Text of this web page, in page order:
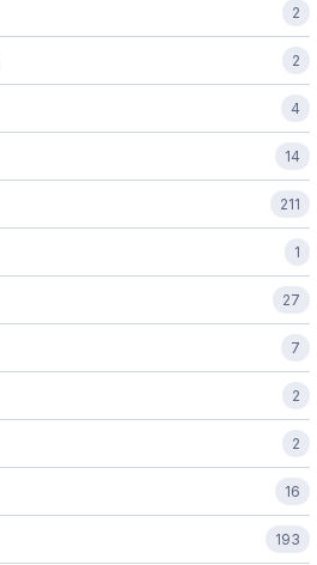
2
2
4
14
211
1
27
7
2
2
16
193